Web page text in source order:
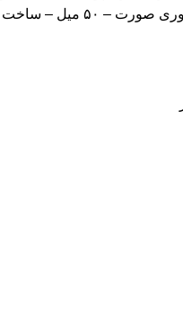
فرم دهندگی فوری صورت – ۵۰ میل – ساخت